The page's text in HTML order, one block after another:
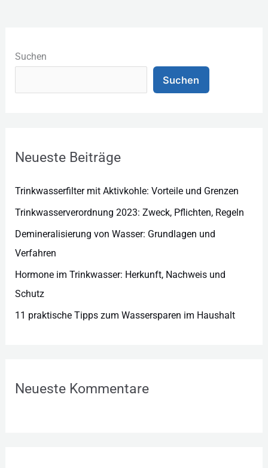
Suchen
Suchen
Neueste Beiträge
Trinkwasserfilter mit Aktivkohle: Vorteile und Grenzen
Trinkwasserverordnung 2023: Zweck, Pflichten, Regeln
Demineralisierung von Wasser: Grundlagen und
Verfahren
Hormone im Trinkwasser: Herkunft, Nachweis und
Schutz
11 praktische Tipps zum Wassersparen im Haushalt
Neueste Kommentare
a
e
r
e
n